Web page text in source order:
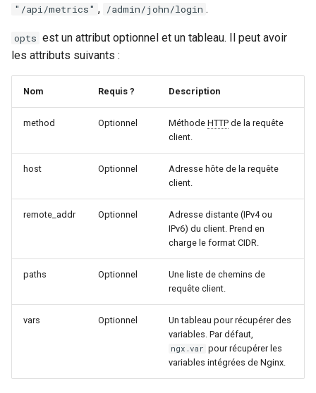
untar
unzstd
upload-progress
upload
upstream-dynamic
upstream-jdomain
upsync
"/api/metrics" , /admin/john/login .
opts est un attribut optionnel et un tableau. Il peut avoir
les attributs suivants :
Nom Requis ? Description
method Optionnel Méthode HTTP de la requête
client.
host Optionnel
Adresse hôte de la requête
client.
remote_addr Optionnel
Adresse distante (IPv4 ou
IPv6) du client. Prend en
charge le format CIDR.
paths Optionnel
Une liste de chemins de
requête client.
vars Optionnel
Un tableau pour récupérer des
variables. Par défaut,
ngx.var pour récupérer les
variables intégrées de Nginx.